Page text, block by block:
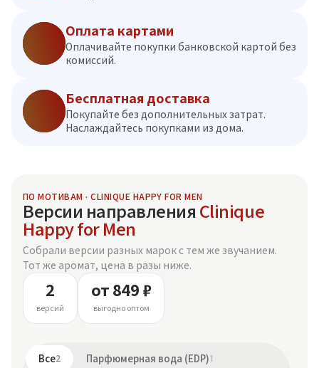
Оплата картами
Оплачивайте покупки банковской картой без
комиссий.
Бесплатная доставка
Покупайте без дополнительных затрат.
Наслаждайтесь покупками из дома.
ПО МОТИВАМ · CLINIQUE HAPPY FOR MEN
Версии направления Clinique
Happy for Men
Собрали версии разных марок с тем же звучанием.
Тот же аромат, цена в разы ниже.
2
версий
от 849 ₽
выгодно оптом
Все2 Парфюмерная вода (EDP)1